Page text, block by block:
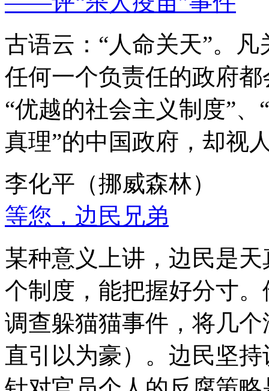
古语云：“人命关天”。
任何一个负责任的政府
“优越的社会主义制度”
真理”的中国政府，却视
李化平（挪威森林）
等您，边民兄弟
某种意义上讲，边民是
个制度，能把握好分寸
调查躲猫猫事件，将几
直引以为豪）。边民坚